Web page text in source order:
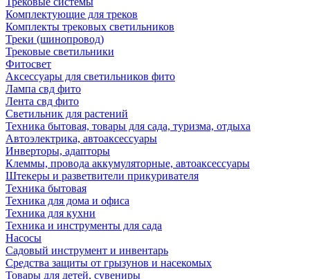
Комплектующие для треков
Комплекты трековых светильников
Треки (шинопровод)
Трековые светильники
Фитосвет
Аксессуары для светильников фито
Лампа свд фито
Лента свд фито
Светильник для растений
Техника бытовая, товары для сада, туризма, отдыха
Автоэлектрика, автоаксессуары
Инверторы, адапторы
Клеммы, провода аккумуляторные, автоаксессуары
Штекеры и разветвители прикуривателя
Техника бытовая
Техника для дома и офиса
Техника для кухни
Техника и инструменты для сада
Насосы
Садовый инструмент и инвентарь
Средства защиты от грызунов и насекомых
Товары для детей, сувениры